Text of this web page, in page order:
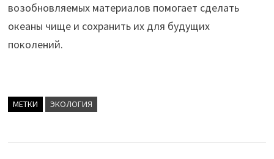
возобновляемых материалов помогает сделать
океаны чище и сохранить их для будущих
поколений.
МЕТКИ ЭКОЛОГИЯ